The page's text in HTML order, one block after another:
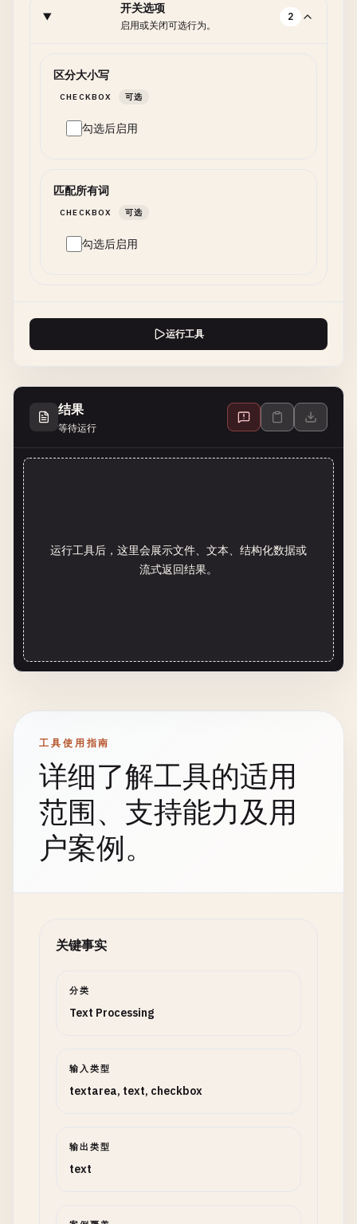
开关选项
启用或关闭可选行为。
2
区分大小写
CHECKBOX 可选
勾选后启用
匹配所有词
CHECKBOX 可选
勾选后启用
运行工具
结果
等待运行
运行工具后，这里会展示文件、文本、结构化数据或
流式返回结果。
工具使用指南
详细了解工具的适用
范围、支持能力及用
户案例。
关键事实
分类
Text Processing
输入类型
textarea, text, checkbox
输出类型
text